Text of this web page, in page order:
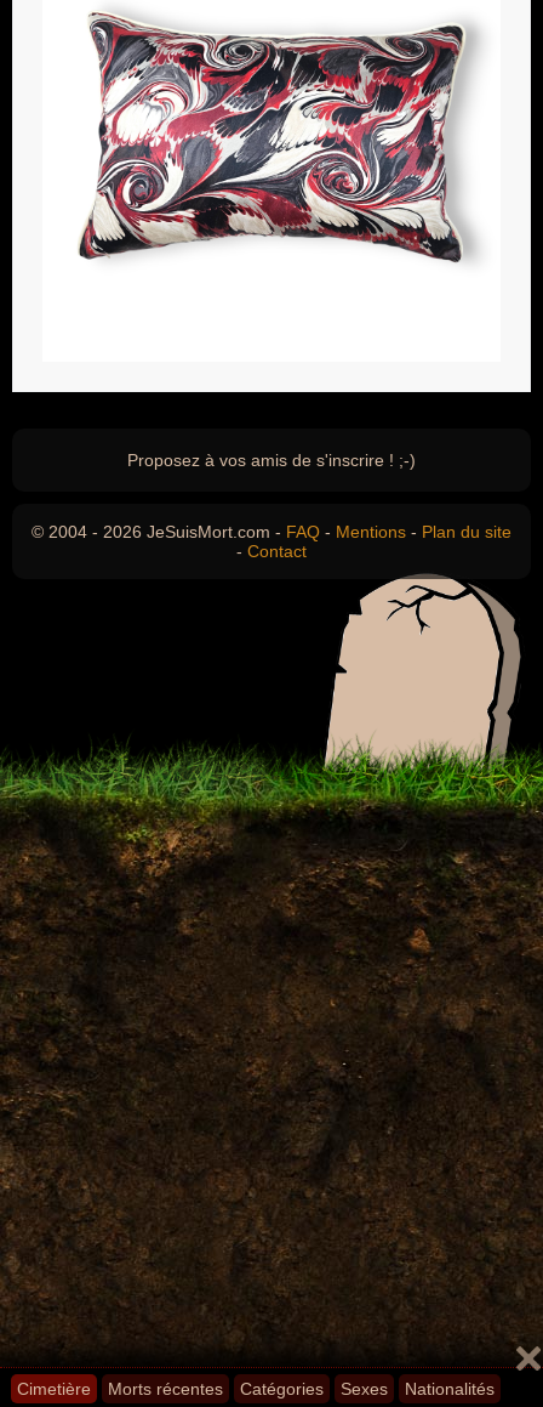
Cimetière Morts récentes Catégories Sexes Nationalités
Proposez à vos amis de s'inscrire ! ;-)
© 2004 - 2026 JeSuisMort.com - FAQ - Mentions - Plan du site
- Contact